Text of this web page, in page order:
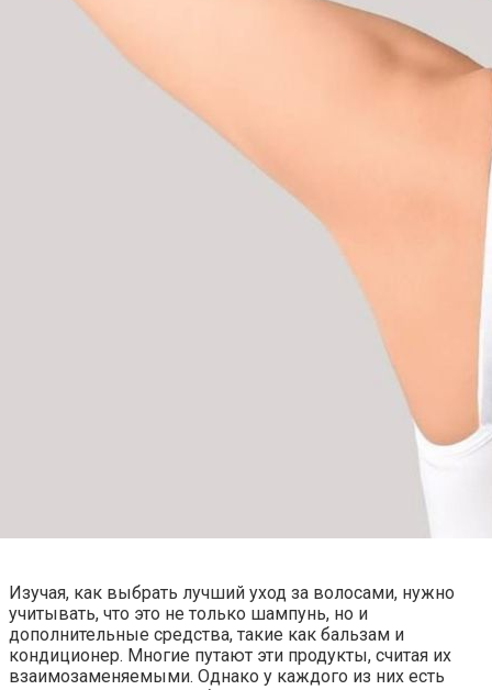
Изучая, как выбрать лучший уход за волосами, нужно
учитывать, что это не только шампунь, но и
дополнительные средства, такие как бальзам и
кондиционер. Многие путают эти продукты, считая их
взаимозаменяемыми. Однако у каждого из них есть